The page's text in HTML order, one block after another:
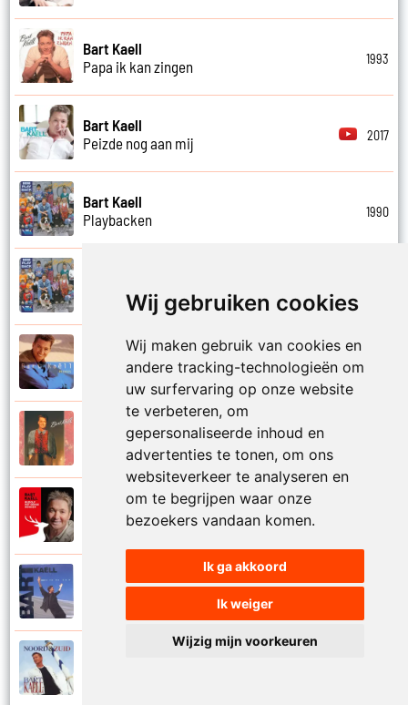
Wij gebruiken cookies
Wij maken gebruik van cookies en
andere tracking-technologieën om
uw surfervaring op onze website
te verbeteren, om
gepersonaliseerde inhoud en
advertenties te tonen, om ons
websiteverkeer te analyseren en
om te begrijpen waar onze
bezoekers vandaan komen.
Ik ga akkoord
Ik weiger
Wijzig mijn voorkeuren
Bart Kaell
Papa ik kan zingen
1993
Bart Kaell
Peizde nog aan mij
2017
Bart Kaell
Playbacken
1990
Popidool
Bart Kaell
Prinses
Bart Kaell
Bart Kaell
Rudolf het gekke rendier
Bart Kaell